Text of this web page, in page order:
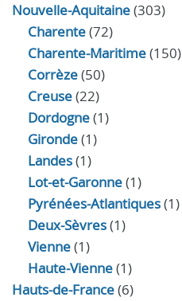
Nouvelle-Aquitaine(303)
Charente(72)
Charente-Maritime(150)
Corrèze(50)
Creuse(22)
Dordogne(1)
Gironde(1)
Landes(1)
Lot-et-Garonne(1)
Pyrénées-Atlantiques(1)
Deux-Sèvres(1)
Vienne(1)
Haute-Vienne(1)
Hauts-de-France(6)